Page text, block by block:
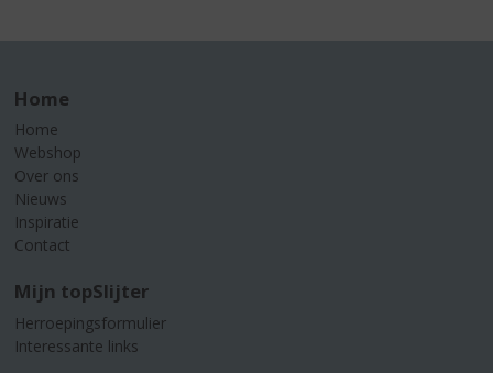
Home
Home
Webshop
Over ons
Nieuws
Inspiratie
Contact
Mijn topSlijter
Herroepingsformulier
Interessante links